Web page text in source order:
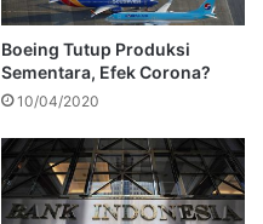
Boeing Tutup Produksi
Sementara, Efek Corona?
10/04/2020